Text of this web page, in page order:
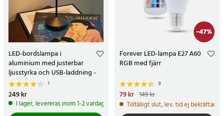
LED-bordslampa i
aluminium med justerbar
ljusstyrka och USB-laddning -
Svart
1
Pris:249 kr
249 kr
I lager, levereras inom 1-2 vardagar
-47%
Forever LED-lampa E27 A60
RGB med fjärr
9
Nuvarande pris
pris:149 kr
79 kr 149 kr
Tillfälligt slut, lev. tid ej bekräftad.